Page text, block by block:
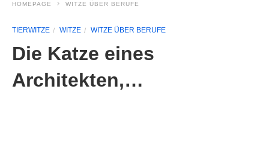
HOMEPAGE WITZE ÜBER BERUFE
TIERWITZE WITZE WITZE ÜBER BERUFE
Die Katze eines
Architekten,…